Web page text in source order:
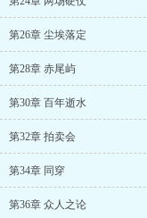
第26章 尘埃落定
第28章 赤尾屿
第30章 百年逝水
第32章 拍卖会
第34章 同穿
第36章 众人之论